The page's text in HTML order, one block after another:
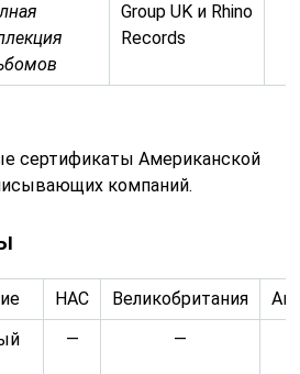
Group UK и Rhino
Records
сертификаты Американской
компаний.
НАС Великобритания
— —